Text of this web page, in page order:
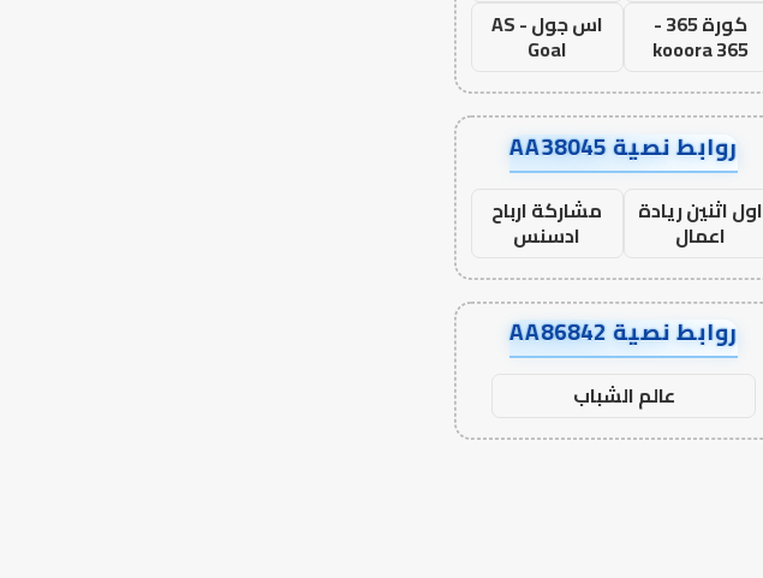
كورة 365 -
kooora 365
اس جول - AS
Goal
روابط نصية AA38045
اول اثنين ريادة
اعمال
مشاركة ارباح
ادسنس
روابط نصية AA86842
عالم الشباب